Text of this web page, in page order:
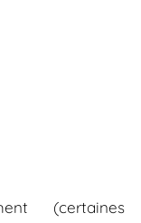
(certaines